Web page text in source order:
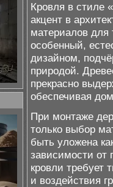
Кровля в стиле
акцент в
материалов для
особенный,
дизайном,
природой.
прекрасно
обеспечивая
При монтаже
только выбор
быть уложена
зависимости от
кровли требует
и воздействия